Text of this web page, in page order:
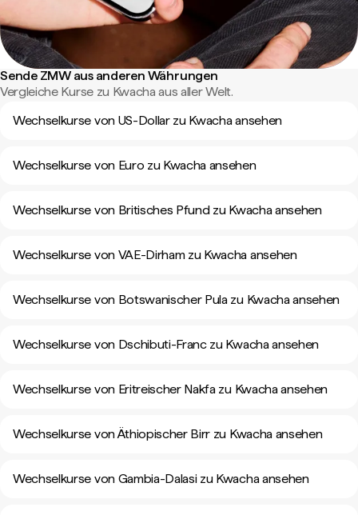
Sende ZMW aus anderen Währungen
Vergleiche Kurse zu Kwacha aus aller Welt.
Wechselkurse von US-Dollar zu Kwacha ansehen
Wechselkurse von Euro zu Kwacha ansehen
Wechselkurse von Britisches Pfund zu Kwacha ansehen
Wechselkurse von VAE-Dirham zu Kwacha ansehen
Wechselkurse von Botswanischer Pula zu Kwacha ansehen
Wechselkurse von Dschibuti-Franc zu Kwacha ansehen
Wechselkurse von Eritreischer Nakfa zu Kwacha ansehen
Wechselkurse von Äthiopischer Birr zu Kwacha ansehen
Wechselkurse von Gambia-Dalasi zu Kwacha ansehen